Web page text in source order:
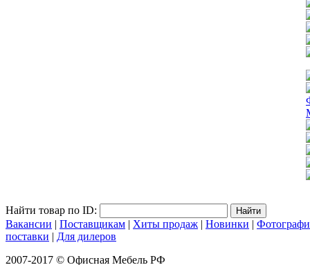
Найти товар по ID:
Вакансии | Поставщикам | Хиты продаж | Новинки |
поставки | Для дилеров
2007-2017 © Офисная Мебель РФ